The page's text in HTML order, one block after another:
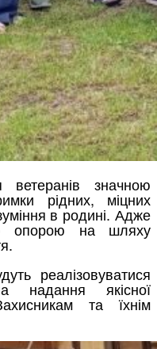
ветеранів значною
рідних, міцних
в родині. Адже
опорою на шляху
реалізовуватися
надання якісної
та їхнім